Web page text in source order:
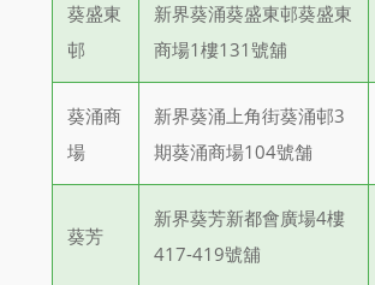
葵盛東
邨
新界葵涌葵盛東邨葵盛東
商場1樓131號舖
葵涌商
場
新界葵涌上角街葵涌邨3
期葵涌商場104號舗
葵芳
新界葵芳新都會廣場4樓
417-419號舖